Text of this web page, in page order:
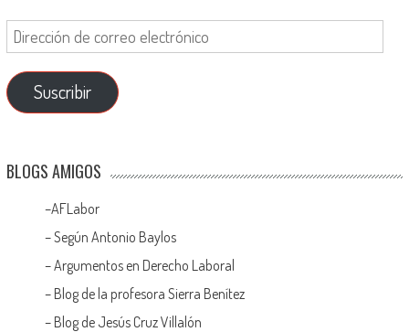
Suscribir
BLOGS AMIGOS
–AFLabor
– Según Antonio Baylos
–Argumentos en Derecho Laboral
– Blog de la profesora Sierra Benítez
– Blog de Jesús Cruz Villalón